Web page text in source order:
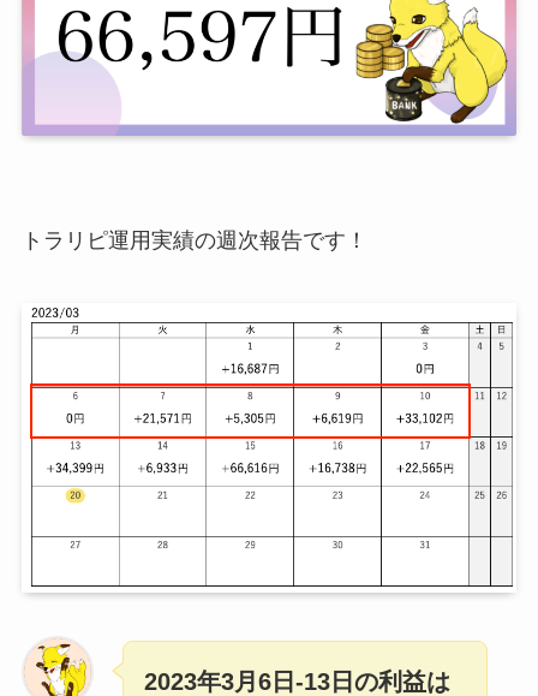
トラリピ運用実績の週次報告です！
2023年3月6日-13日の利益は